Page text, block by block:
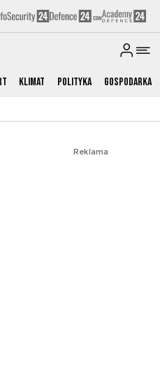
Klimat Polityka Gospodarka
Reklama